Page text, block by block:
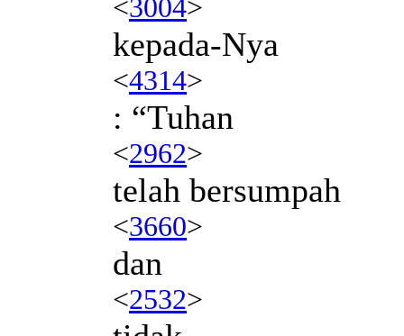
<3004>
kepada-Nya
<4314>
: “Tuhan
<2962>
telah bersumpah
<3660>
dan
<2532>